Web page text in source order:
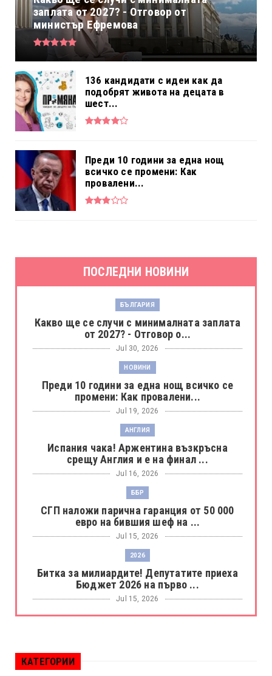
заплата от 2027? - Отговор от
министър Ефремова
136 кандидати с идеи как да
подобрят живота на децата в
шест...
Преди 10 години за една нощ
всичко се промени: Как
провалени...
ПОСЛЕДНИ НОВИНИ
БЪЛГАРИЯ
Какво ще се случи с минималната заплата
от 2027? - Отговор о...
Jul 30, 2026
НОВИНИ
Преди 10 години за една нощ всичко се
промени: Как провалени...
Jul 19, 2026
АНГЛИЯ
Испания чака! Аржентина възкръсна
срещу Англия и е на финал ...
Jul 16, 2026
ББР
СГП наложи парична гаранция от 50 000
евро на бившия шеф на ...
Jul 15, 2026
2026
Битка за милиардите! Депутатите приеха
Бюджет 2026 на първо ...
Jul 15, 2026
БОРАЦ
КАТЕГОРИИ